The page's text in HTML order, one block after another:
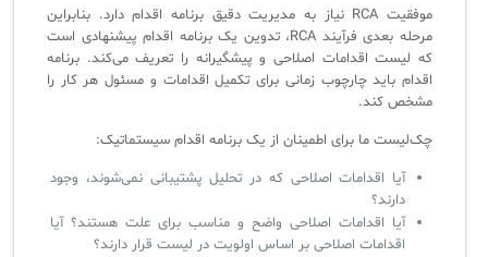
موفقیت RCA نیاز به مدیریت دقیق برنامه اقدام دارد. بنابراین
مرحله بعدی فرآیند RCA، تدوین یک برنامه اقدام پیشنهادی است
که لیست اقدامات اصلاحی و پیشگیرانه را تعریف می‌کند. برنامه
اقدام باید چارچوب زمانی برای تکمیل اقدامات و مسئول هر کار را
مشخص کند.
چک‌لیست ما برای اطمینان از یک برنامه اقدام سیستماتیک:
آیا اقدامات اصلاحی که در تحلیل پشتیبانی نمی‌شوند، وجود
دارند؟
آیا اقدامات اصلاحی واضح و مناسب برای علت هستند؟ آیا
اقدامات اصلاحی بر اساس اولویت در لیست قرار دارند؟